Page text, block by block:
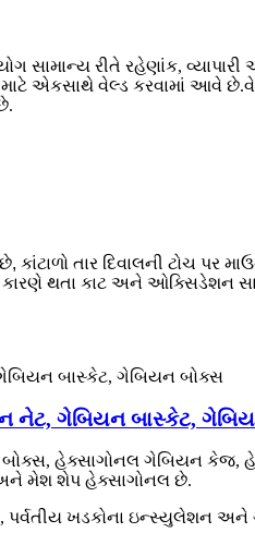
સામાન્ય રીતે રહેણાંક,
એકસાથે વેલ્ડ કરવામાં આવે
તાર દિવાલની ટોચ પર
કારણે થતા કાટ અને
નેટ, ગેબિયન બાસ્કેટ,
હેક્સાગોનલ ગેબિયન કેજ,
અને મેશ શેપ હેક્સાગોનલ છે.
પર્વતીય ખડકોના ઇન્સ્યુલેશન